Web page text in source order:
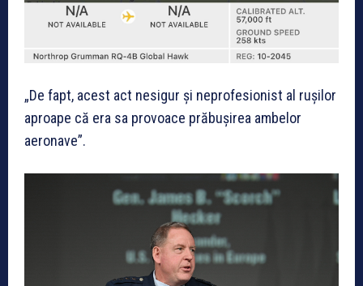
„De fapt, acest act nesigur și neprofesionist al rușilor
aproape că era sa provoace prăbușirea ambelor
aeronave”.